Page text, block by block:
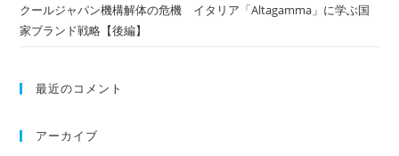
クールジャパン機構解体の危機 イタリア「Altagamma」に学ぶ国
家ブランド戦略【後編】
最近のコメント
アーカイブ